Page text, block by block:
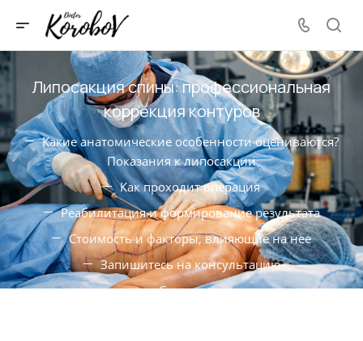
Липосакция спины: профессиональная
коррекция контуров
Какие анатомические особенности оцениваются?
Показания к липосакции
Как проходит операция
Реабилитация и формирование результата
Стоимость и факторы, влияющие на нее
Запишитесь на консультацию
Стоимость